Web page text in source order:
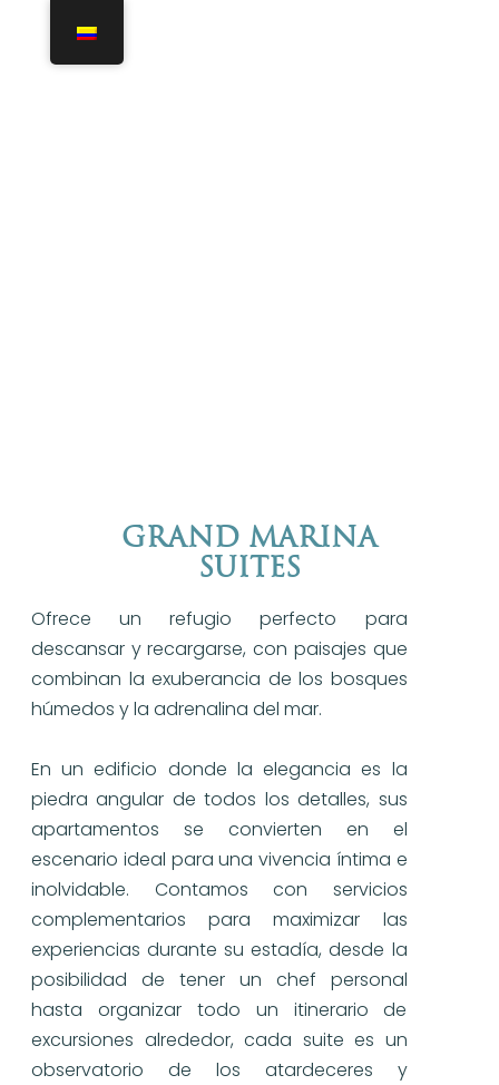
GRAND MARINA
SUITES
Ofrece un refugio perfecto para
descansar y recargarse, con paisajes que
combinan la exuberancia de los bosques
húmedos y la adrenalina del mar.
En un edificio donde la elegancia es la
piedra angular de todos los detalles, sus
apartamentos se convierten en el
escenario ideal para una vivencia íntima e
inolvidable. Contamos con servicios
complementarios para maximizar las
experiencias durante su estadía, desde la
posibilidad de tener un chef personal
hasta organizar todo un itinerario de
excursiones alrededor, cada suite es un
observatorio de los atardeceres y